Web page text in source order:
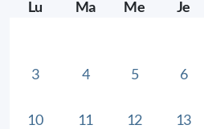
Lu Ma Me Je
3 4 5 6
10 11 12 13
Statuts de l'association